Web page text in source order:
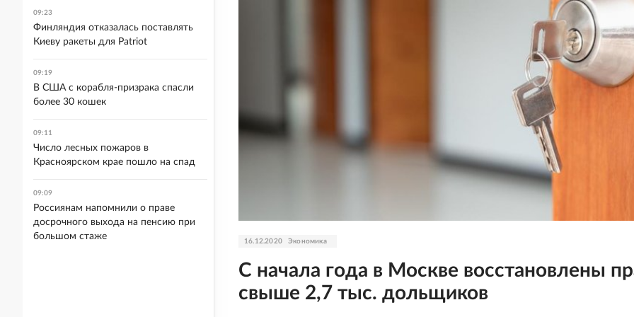
16.12.2020 Экономика
С начала года в Москве восстановлены
свыше 2,7 тыс. дольщиков
09:23
Финляндия отказалась поставлять
Киеву ракеты для Patriot
09:19
В США с корабля-призрака спасли
более 30 кошек
09:11
Число лесных пожаров в
Красноярском крае пошло на спад
09:09
Россиянам напомнили о праве
досрочного выхода на пенсию при
большом стаже